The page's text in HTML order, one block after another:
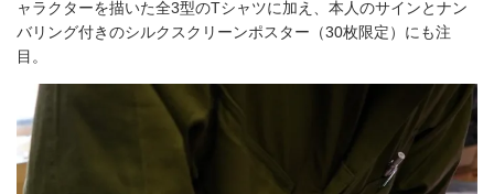
ャラクターを描いた全3型のTシャツに加え、本人のサインとナン
バリング付きのシルクスクリーンポスター（30枚限定）にも注
目。